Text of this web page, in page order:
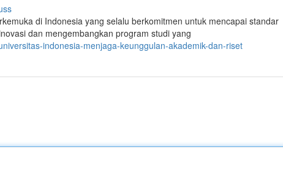
di Indonesia yang selalu berkomitmen untuk mencapai standar
dan mengembangkan program studi yang
indonesia-menjaga-keunggulan-akademik-dan-riset